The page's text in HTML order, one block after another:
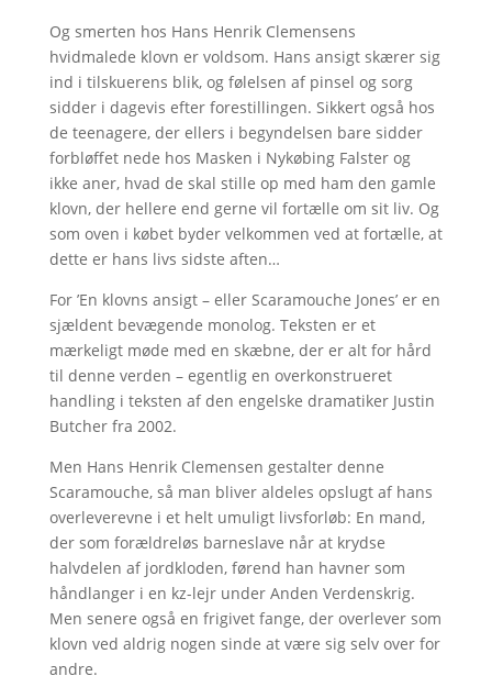
Og smerten hos Hans Henrik Clemensens
hvidmalede klovn er voldsom. Hans ansigt skærer sig
ind i tilskuerens blik, og følelsen af pinsel og sorg
sidder i dagevis efter forestillingen. Sikkert også hos
de teenagere, der ellers i begyndelsen bare sidder
forbløffet nede hos Masken i Nykøbing Falster og
ikke aner, hvad de skal stille op med ham den gamle
klovn, der hellere end gerne vil fortælle om sit liv. Og
som oven i købet byder velkommen ved at fortælle, at
dette er hans livs sidste aften…
For ’En klovns ansigt – eller Scaramouche Jones’ er en
sjældent bevægende monolog. Teksten er et
mærkeligt møde med en skæbne, der er alt for hård
til denne verden – egentlig en overkonstrueret
handling i teksten af den engelske dramatiker Justin
Butcher fra 2002.
Men Hans Henrik Clemensen gestalter denne
Scaramouche, så man bliver aldeles opslugt af hans
overleverevne i et helt umuligt livsforløb: En mand,
der som forældreløs barneslave når at krydse
halvdelen af jordkloden, førend han havner som
håndlanger i en kz-lejr under Anden Verdenskrig.
Men senere også en frigivet fange, der overlever som
klovn ved aldrig nogen sinde at være sig selv over for
andre.